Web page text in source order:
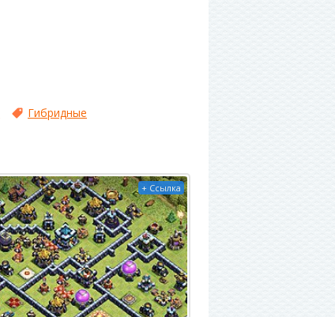
Гибридные
+ Ссылка